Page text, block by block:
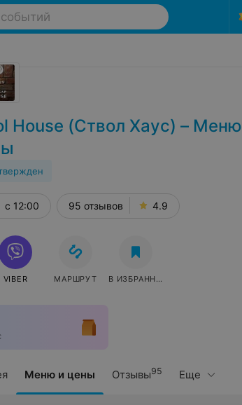
House (Ствол Хаус) – Меню
Меню и цены Отзывы95 Еще
с 12:00 95 отзывов 4.9
VIBER МАРШРУТ В ИЗБРАННОЕ